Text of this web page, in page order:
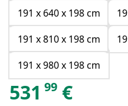
191 x 640 x 198 cm
191 x 810 x 198 cm
191 x 980 x 198 cm
531 99 €